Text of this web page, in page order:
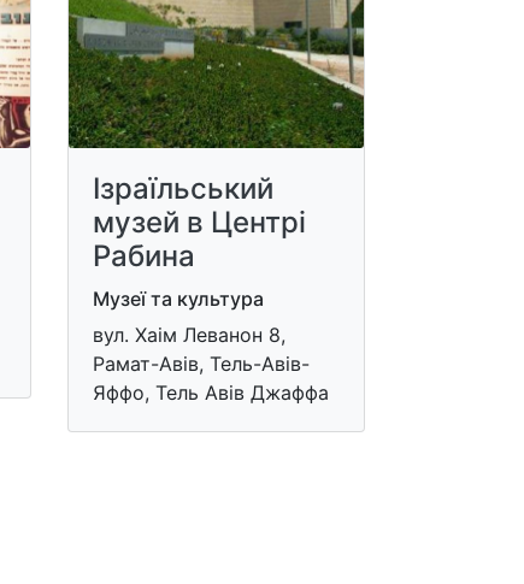
Ізраїльський
музей в Центрі
Рабина
Музеї та культура
вул. Хаім Леванон 8,
Рамат-Авів, Тель-Авів-
Яффо, Тель Авів Джаффа